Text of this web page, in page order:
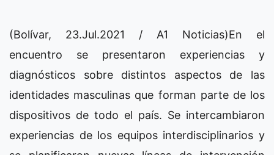
(Bolívar, 23.Jul.2021 / A1 Noticias)En el
encuentro se presentaron experiencias y
diagnósticos sobre distintos aspectos de las
identidades masculinas que forman parte de los
dispositivos de todo el país. Se intercambiaron
experiencias de los equipos interdisciplinarios y